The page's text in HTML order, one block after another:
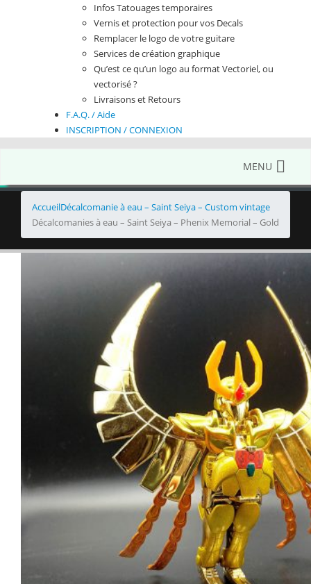
Infos Tatouages temporaires
Vernis et protection pour vos Decals
Remplacer le logo de votre guitare
Services de création graphique
Qu’est ce qu’un logo au format Vectoriel, ou
vectorisé ?
Livraisons et Retours
F.A.Q. / Aide
INSCRIPTION / CONNEXION
MENU
AccueilDécalcomanie à eau – Saint Seiya – Custom vintage
Décalcomanies à eau – Saint Seiya – Phenix Memorial – Gold